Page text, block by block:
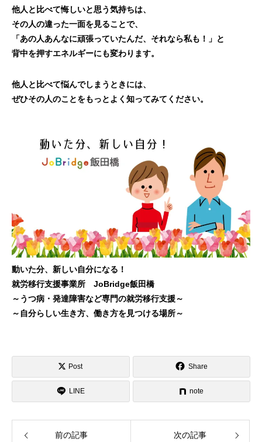
他人と比べて悔しいと思う気持ちは、
その人の違った一面を見ることで、
「あの人あんなに頑張っていたんだ、それなら私も！」と
背中を押すエネルギーにも変わります。
他人と比べて悩んでしまうときには、
ぜひその人のことをもっとよく知ってみてください。
動いた分、新しい自分になる！
就労移行支援事業所 JoBridge飯田橋
～うつ病・発達障害など専門の就労移行支援～
～自分らしい生き方、働き方を見つける場所～
Post Share
LINE note
前の記事 次の記事